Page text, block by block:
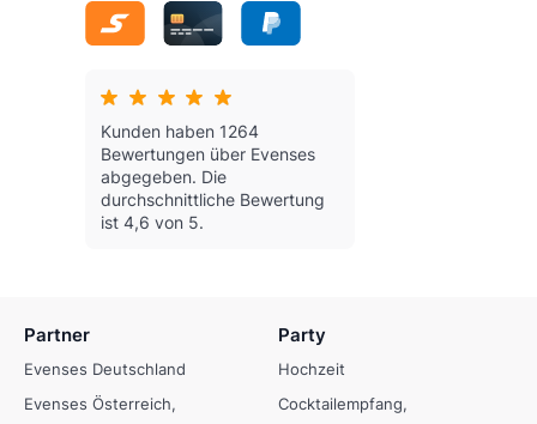
Kunden haben 1264
Bewertungen über Evenses
abgegeben. Die
durchschnittliche Bewertung
ist 4,6 von 5.
Partner
Evenses Deutschland
Evenses Österreich
Party
Hochzeit
Cocktailempfang